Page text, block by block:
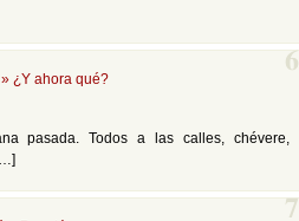
¿Y ahora qué?
6
pasada. Todos a las calles, chévere,
7